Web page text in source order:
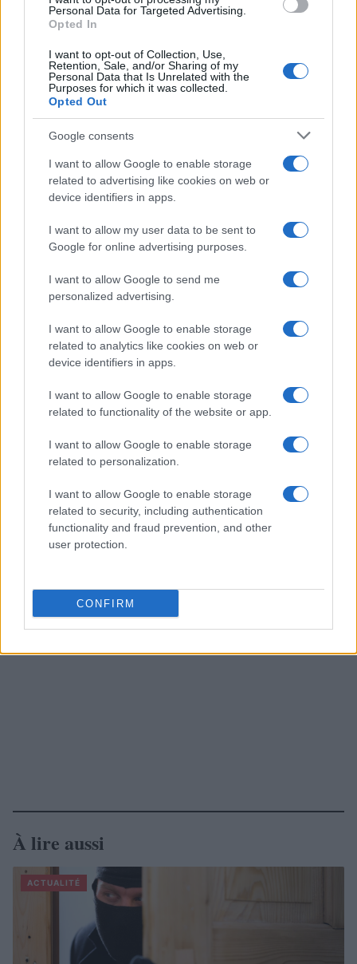
Personal Data for Targeted Advertising.
Opted In
I want to opt-out of Collection, Use,
Retention, Sale, and/or Sharing of my
Personal Data that Is Unrelated with the
Purposes for which it was collected.
Opted Out
Google consents
I want to allow Google to enable storage
related to advertising like cookies on web or
device identifiers in apps.
I want to allow my user data to be sent to
Google for online advertising purposes.
I want to allow Google to send me
personalized advertising.
I want to allow Google to enable storage
related to analytics like cookies on web or
device identifiers in apps.
I want to allow Google to enable storage
related to functionality of the website or app.
I want to allow Google to enable storage
related to personalization.
I want to allow Google to enable storage
related to security, including authentication
functionality and fraud prevention, and other
user protection.
CONFIRM
à examiner des blessures, la cruauté et l’absurdité de vies
en quête de sens et de joie. »
La lecture de l’article complet est réservée aux abonnés, et
il reste encore 69,26% à découvrir.
AUTEUR
À lire aussi
ACTUALITÉ